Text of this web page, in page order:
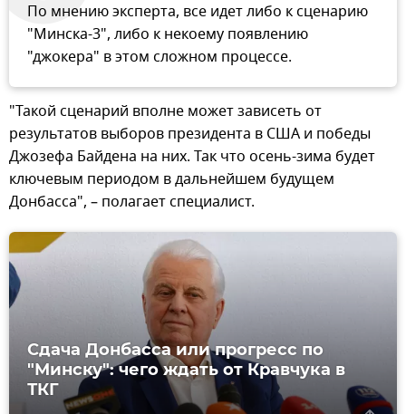
По мнению эксперта, все идет либо к сценарию
"Минска-3", либо к некоему появлению
"джокера" в этом сложном процессе.
"Такой сценарий вполне может зависеть от
результатов выборов президента в США и победы
Джозефа Байдена на них. Так что осень-зима будет
ключевым периодом в дальнейшем будущем
Донбасса", – полагает специалист.
Сдача Донбасса или прогресс по
"Минску": чего ждать от Кравчука в
ТКГ